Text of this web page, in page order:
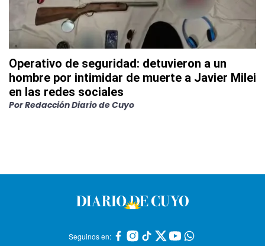
Operativo de seguridad: detuvieron a un
hombre por intimidar de muerte a Javier Milei
en las redes sociales
PorRedacción Diario de Cuyo
Seguinos en: